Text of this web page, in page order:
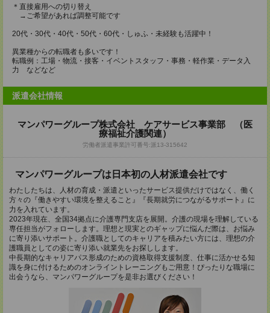
＊直接雇用への切り替え
→ご希望があれば調整可能です
20代・30代・40代・50代・60代・しゅふ・未経験も活躍中！
異業種からの転職者も多いです！
転職例：工場・物流・接客・イベントスタッフ・事務・軽作業・データ入
力 などなど
派遣会社情報
マンパワーグループ株式会社 ケアサービス事業部 （医
療福祉介護関連）
労働者派遣事業許可番号:派13-315642
マンパワーグループは日本初の人材派遣会社です
わたしたちは、人材の育成・派遣といったサービス提供だけではなく、働く
方々の『働きやすい環境を整えること』『長期就労につながるサポート』に
力を入れています。
2023年現在、全国34拠点に介護専門支店を展開。介護の現場を理解している
専任担当がフォローします。理想と現実とのギャップに悩んだ際は、お悩み
に寄り添いサポート。介護職としてのキャリアを積みたい方には、理想の介
護職員としての姿に寄り添い就業先をお探しします。
中長期的なキャリアパス形成のための資格取得支援制度、仕事に活かせる知
識を身に付けるためのオンライントレーニングもご用意！ぴったりな職場に
出会うなら、マンパワーグループを是非お選びください！